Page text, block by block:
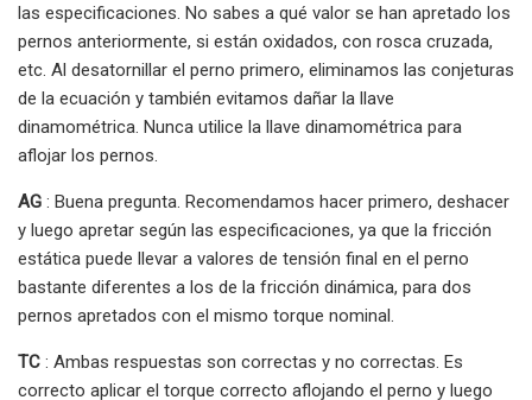
las especificaciones. No sabes a qué valor se han apretado los
pernos anteriormente, si están oxidados, con rosca cruzada,
etc. Al desatornillar el perno primero, eliminamos las conjeturas
de la ecuación y también evitamos dañar la llave
dinamométrica. Nunca utilice la llave dinamométrica para
aflojar los pernos.
AG : Buena pregunta. Recomendamos hacer primero, deshacer
y luego apretar según las especificaciones, ya que la fricción
estática puede llevar a valores de tensión final en el perno
bastante diferentes a los de la fricción dinámica, para dos
pernos apretados con el mismo torque nominal.
TC : Ambas respuestas son correctas y no correctas. Es
correcto aplicar el torque correcto aflojando el perno y luego